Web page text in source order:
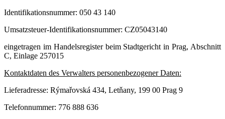
Identifikationsnummer: 050 43 140
Umsatzsteuer-Identifikationsnummer: CZ05043140
eingetragen im Handelsregister beim Stadtgericht in Prag, Abschnitt
C, Einlage 257015
Kontaktdaten des Verwalters personenbezogener Daten:
Lieferadresse: Rýmařovská 434, Letňany, 199 00 Prag 9
Telefonnummer: 776 888 636